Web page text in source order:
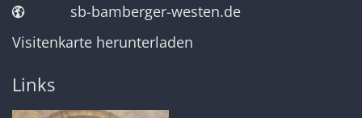
sb-bamberger-westen.de
Visitenkarte herunterladen
Links